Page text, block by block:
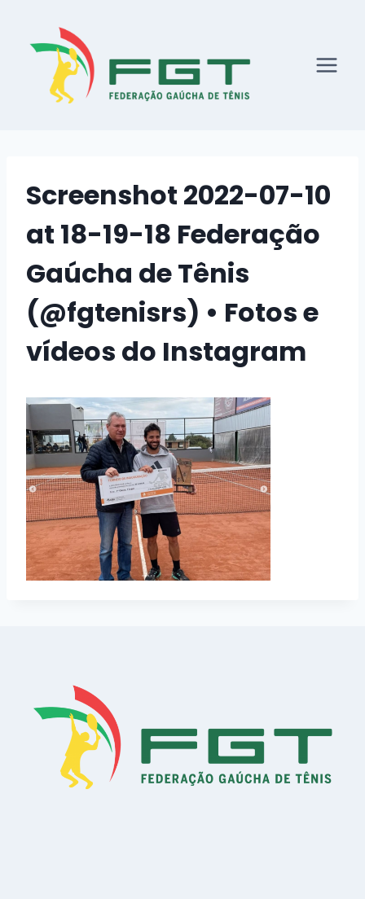
content
Screenshot 2022-07-10
at 18-19-18 Federação
Gaúcha de Tênis
(@fgtenisrs) • Fotos e
vídeos do Instagram